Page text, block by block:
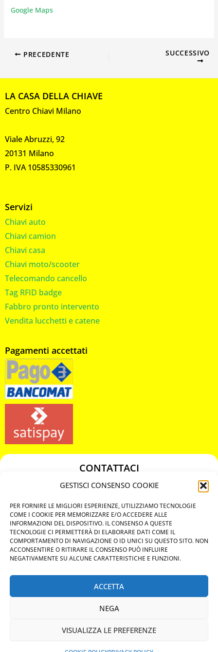
GESTISCI CONSENSO COOKIE
PER FORNIRE LE MIGLIORI ESPERIENZE, UTILIZZIAMO TECNOLOGIE
COME I COOKIE PER MEMORIZZARE E/O ACCEDERE ALLE
INFORMAZIONI DEL DISPOSITIVO. IL CONSENSO A QUESTE
TECNOLOGIE CI PERMETTERÀ DI ELABORARE DATI COME IL
COMPORTAMENTO DI NAVIGAZIONE O ID UNICI SU QUESTO SITO. NON
ACCONSENTIRE O RITIRARE IL CONSENSO PUÒ INFLUIRE
NEGATIVAMENTE SU ALCUNE CARATTERISTICHE E FUNZIONI.
ACCETTA
NEGA
VISUALIZZA LE PREFERENZE
Google Maps
PRECEDENTE SUCCESSIVO
LA CASA DELLA CHIAVE
Centro Chiavi Milano
Viale Abruzzi, 92
20131 Milano
P. IVA 10585330961
Servizi
Chiavi auto
Chiavi camion
Chiavi casa
Chiavi moto/scooter
Telecomando cancello
Tag RFID badge
Fabbro pronto intervento
Vendita lucchetti e catene
Pagamenti accettati
CONTATTACI
349 3863811
chiavicodificate@gmail.com
Privacy Policy
Cookie Policy
MAPS
CHIAMA ORA